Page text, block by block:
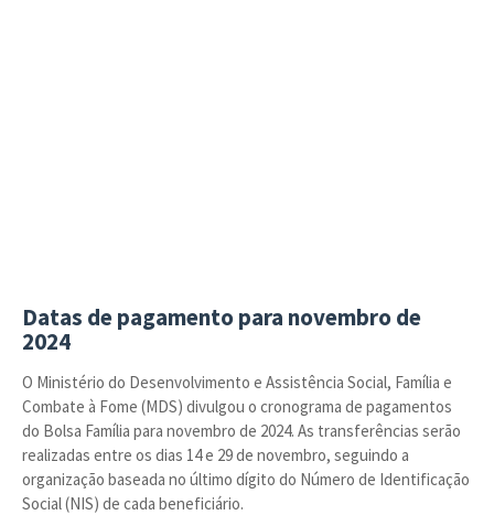
Datas de pagamento para novembro de
2024
O Ministério do Desenvolvimento e Assistência Social, Família e
Combate à Fome (MDS) divulgou o cronograma de pagamentos
do Bolsa Família para novembro de 2024. As transferências serão
realizadas entre os dias 14 e 29 de novembro, seguindo a
organização baseada no último dígito do Número de Identificação
Social (NIS) de cada beneficiário.